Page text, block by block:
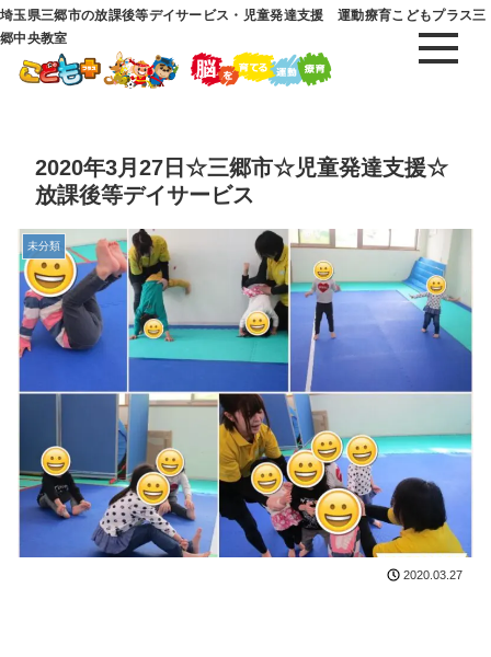
埼玉県三郷市の放課後等デイサービス・児童発達支援 運動療育こどもプラス三
郷中央教室
2020年3月27日☆三郷市☆児童発達支援☆
放課後等デイサービス
未分類
2020.03.27